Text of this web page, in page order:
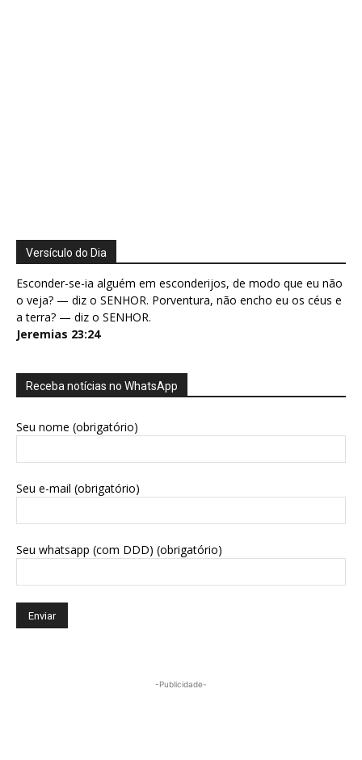
Versículo do Dia
Esconder-se-ia alguém em esconderijos, de modo que eu não
o veja? — diz o SENHOR. Porventura, não encho eu os céus e
a terra? — diz o SENHOR.
Jeremias 23:24
Receba notícias no WhatsApp
Seu nome (obrigatório)
Seu e-mail (obrigatório)
Seu whatsapp (com DDD) (obrigatório)
-Publicidade-